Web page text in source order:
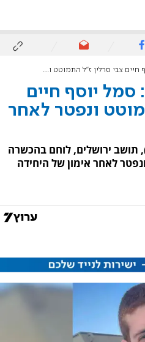
סרלין ז"ל התמוטט ונפטר לאחר אימון
סמל יוסף חיים
ונפטר לאחר
יוסף חיים צבי סרלין (19), תושב ירושלים, לוחם בהכשרה
ונפטר לאחר אימון של היחידה